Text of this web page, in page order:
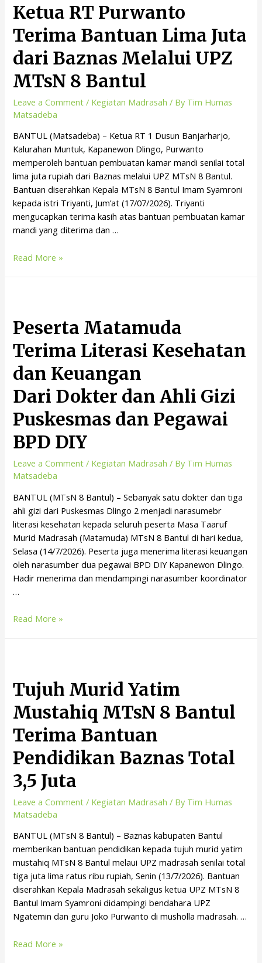
Ketua RT Purwanto
Terima Bantuan Lima Juta
dari Baznas Melalui UPZ
MTsN 8 Bantul
Leave a Comment / Kegiatan Madrasah / By Tim Humas
Matsadeba
BANTUL (Matsadeba) – Ketua RT 1 Dusun Banjarharjo,
Kalurahan Muntuk, Kapanewon Dlingo, Purwanto
memperoleh bantuan pembuatan kamar mandi senilai total
lima juta rupiah dari Baznas melalui UPZ MTsN 8 Bantul.
Bantuan diserahkan Kepala MTsN 8 Bantul Imam Syamroni
kepada istri Triyanti, Jum’at (17/07/2026). Triyanti
mengucapkan terima kasih atas bantuan pembuatan kamar
mandi yang diterima dan …
Read More »
Peserta Matamuda
Terima Literasi Kesehatan
dan Keuangan
Dari Dokter dan Ahli Gizi
Puskesmas dan Pegawai
BPD DIY
Leave a Comment / Kegiatan Madrasah / By Tim Humas
Matsadeba
BANTUL (MTsN 8 Bantul) – Sebanyak satu dokter dan tiga
ahli gizi dari Puskesmas Dlingo 2 menjadi narasumebr
literasi kesehatan kepada seluruh peserta Masa Taaruf
Murid Madrasah (Matamuda) MTsN 8 Bantul di hari kedua,
Selasa (14/7/2026). Peserta juga menerima literasi keuangan
oleh narasumber dua pegawai BPD DIY Kapanewon Dlingo.
Hadir menerima dan mendampingi narasumber koordinator
…
Read More »
Tujuh Murid Yatim
Mustahiq MTsN 8 Bantul
Terima Bantuan
Pendidikan Baznas Total
3,5 Juta
Leave a Comment / Kegiatan Madrasah / By Tim Humas
Matsadeba
BANTUL (MTsN 8 Bantul) – Baznas kabupaten Bantul
memberikan bantuan pendidikan kepada tujuh murid yatim
mustahiq MTsN 8 Bantul melaui UPZ madrasah senilai total
tiga juta lima ratus ribu rupiah, Senin (13/7/2026). Bantuan
diserahkan Kepala Madrasah sekaligus ketua UPZ MTsN 8
Bantul Imam Syamroni didampingi bendahara UPZ
Ngatemin dan guru Joko Purwanto di musholla madrasah. …
Read More »